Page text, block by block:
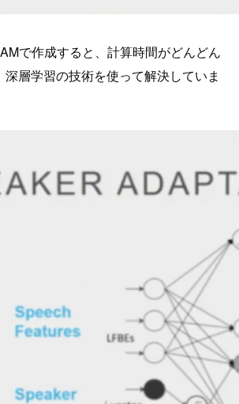
で作成すると、計算時間がどんどん
層学習の技術を使って解決していま